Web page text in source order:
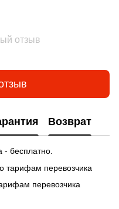
отзыв
Возврат
бесплатно.
тарифам перевозчика
перевозчика